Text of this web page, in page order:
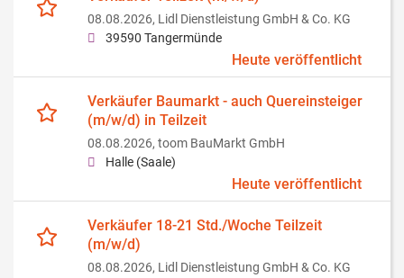
08.08.2026, Lidl Dienstleistung GmbH & Co. KG
39590 Tangermünde
Heute veröffentlicht
Verkäufer Baumarkt - auch Quereinsteiger
(m/w/d) in Teilzeit
08.08.2026, toom BauMarkt GmbH
Halle (Saale)
Heute veröffentlicht
Verkäufer 18-21 Std./Woche Teilzeit
(m/w/d)
08.08.2026, Lidl Dienstleistung GmbH & Co. KG